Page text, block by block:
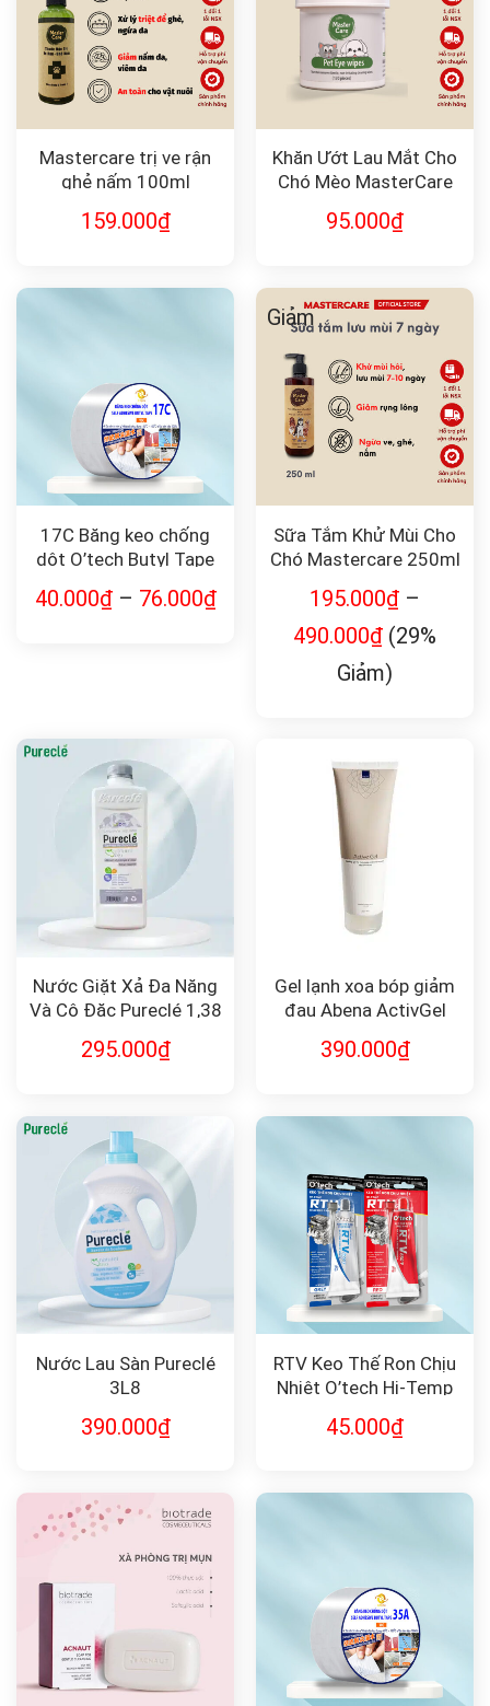
Mastercare trị ve rận
ghẻ nấm 100ml
159.000₫
Khăn Ướt Lau Mắt Cho
Chó Mèo MasterCare
95.000₫
17C Băng keo chống
dột O’tech Butyl Tape
40.000₫– 76.000₫
Giảm
Sữa Tắm Khử Mùi Cho
Chó Mastercare 250ml
195.000₫ –
490.000₫ (29%
Giảm)
Nước Giặt Xả Đa Năng
Và Cô Đặc Pureclé 1,38
295.000₫
Gel lạnh xoa bóp giảm
đau Abena ActivGel
390.000₫
Nước Lau Sàn Pureclé
3L8
390.000₫
RTV Keo Thế Ron Chịu
Nhiệt O’tech Hi-Temp
45.000₫